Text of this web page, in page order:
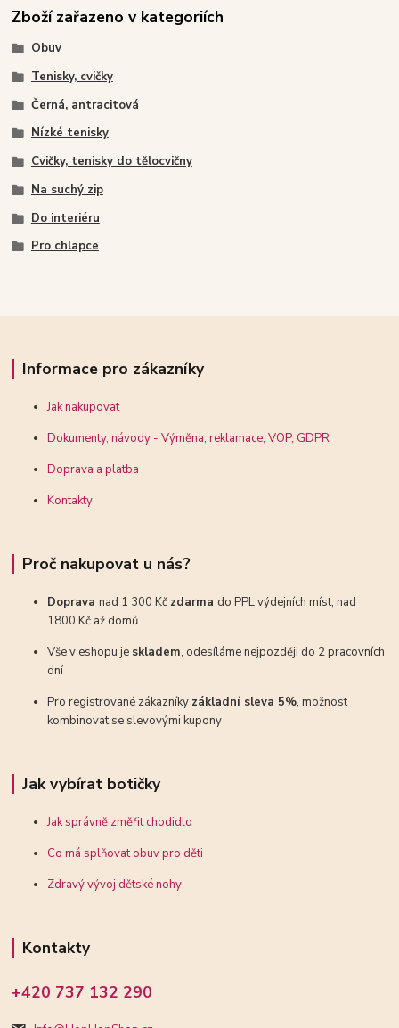
Zboží zařazeno v kategoriích
Obuv
Tenisky, cvičky
Černá, antracitová
Nízké tenisky
Cvičky, tenisky do tělocvičny
Na suchý zip
Do interiéru
Pro chlapce
Informace pro zákazníky
Jak nakupovat
Dokumenty, návody - Výměna, reklamace, VOP, GDPR
Doprava a platba
Kontakty
Proč nakupovat u nás?
Dopravanad 1 300 Kč zdarma do PPL výdejních míst, nad
1800 Kč až domů
Vše v eshopu je skladem, odesíláme nejpozději do 2 pracovních
dní
Pro registrované zákazníky základní sleva 5%, možnost
kombinovat se slevovými kupony
Jak vybírat botičky
Jak správně změřit chodidlo
Co má splňovat obuv pro děti
Zdravý vývoj dětské nohy
Kontakty
+420 737 132 290